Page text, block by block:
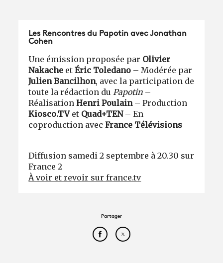
Les Rencontres du Papotin avec Jonathan
Cohen
Une émission proposée par Olivier
Nakache etÉric Toledano – Modérée par
Julien Bancilhon, avec la participation de
toute la rédaction du Papotin –
RéalisationHenri Poulain– Production
Kiosco.TVet Quad+TEN– En
coproduction avecFrance Télévisions
Diffusion samedi 2 septembre à 20.30 sur
France 2
À voir et revoir sur france.tv
Partager
Partager cet article sur
Partager cet article sur